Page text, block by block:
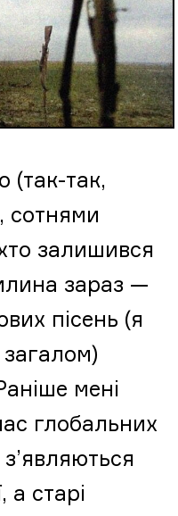
(так-так,
сотнями
залишився
зараз —
пісень (я
мені
глобальних
а старі